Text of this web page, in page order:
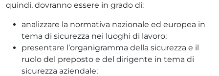
quindi, dovranno essere in grado di:
analizzare la normativa nazionale ed europea in
tema di sicurezza nei luoghi di lavoro;
presentare l’organigramma della sicurezza e il
ruolo del preposto e del dirigente in tema di
sicurezza aziendale;